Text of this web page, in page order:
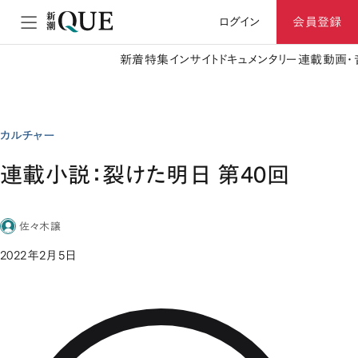
ログイン 会員登録
新着特集 インサイト ドキュメンタリー 連載動画
カルチャー
連載小説：裂けた明日 第40回
佐々木譲
2022年2月5日